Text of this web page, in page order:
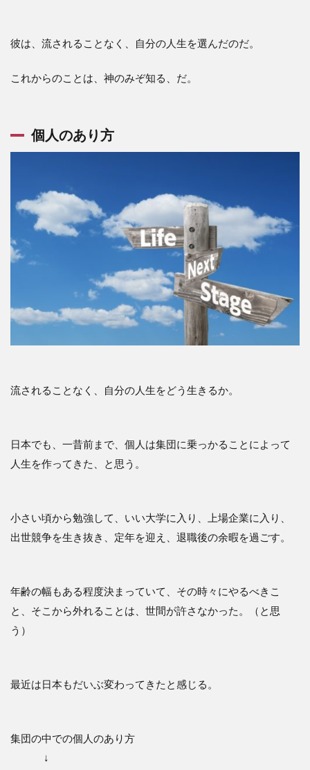
彼は、流されることなく、自分の人生を選んだのだ。
これからのことは、神のみぞ知る、だ。
個人のあり方
流されることなく、自分の人生をどう生きるか。
日本でも、一昔前まで、個人は集団に乗っかることによって
人生を作ってきた、と思う。
小さい頃から勉強して、いい大学に入り、上場企業に入り、
出世競争を生き抜き、定年を迎え、退職後の余暇を過ごす。
年齢の幅もある程度決まっていて、その時々にやるべきこ
と、そこから外れることは、世間が許さなかった。（と思
う）
最近は日本もだいぶ変わってきたと感じる。
集団の中での個人のあり方
↓